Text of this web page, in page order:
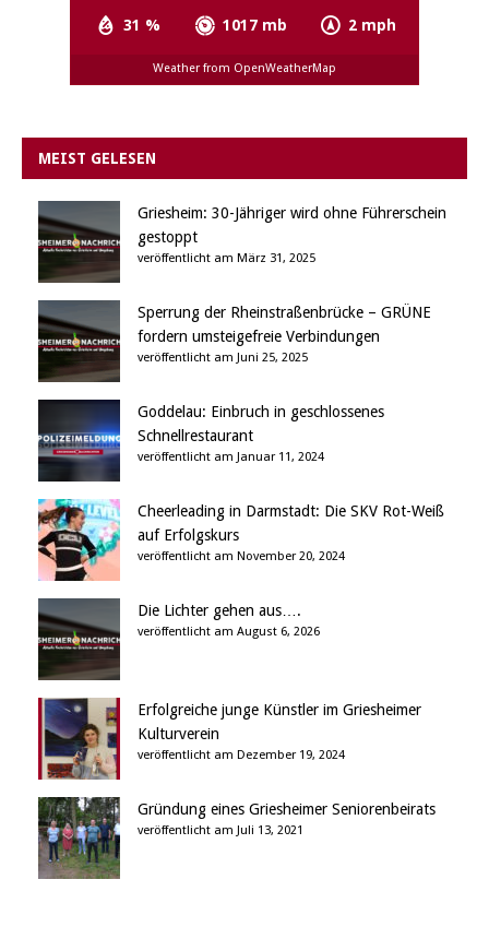
31 % 1017 mb 2 mph
Weather from OpenWeatherMap
MEIST GELESEN
Griesheim: 30-Jähriger wird ohne Führerschein
gestoppt
veröffentlicht am März 31, 2025
Sperrung der Rheinstraßenbrücke – GRÜNE
fordern umsteigefreie Verbindungen
veröffentlicht am Juni 25, 2025
Goddelau: Einbruch in geschlossenes
Schnellrestaurant
veröffentlicht am Januar 11, 2024
Cheerleading in Darmstadt: Die SKV Rot-Weiß
auf Erfolgskurs
veröffentlicht am November 20, 2024
Die Lichter gehen aus….
veröffentlicht am August 6, 2026
Erfolgreiche junge Künstler im Griesheimer
Kulturverein
veröffentlicht am Dezember 19, 2024
Gründung eines Griesheimer Seniorenbeirats
veröffentlicht am Juli 13, 2021